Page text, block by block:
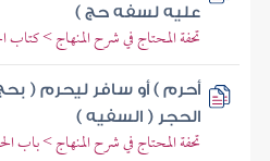
عليه لسفه حج )
تحفة المحتاج في شرح المنهاج > كتاب
أحرم ) أو سافر ليحرم (
الحجر ( السفيه )
تحفة المحتاج في شرح المنهاج > باب